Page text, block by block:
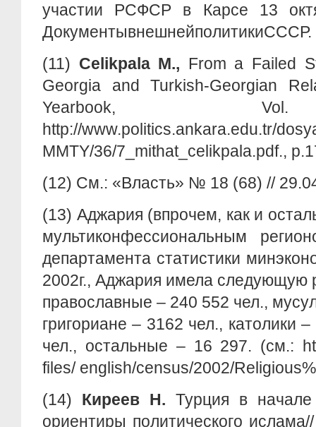
участии РСФСР в Карсе 13
ДокументывнешнейполитикиСССР.
(11) Celikpala M., From a Failed
Georgia and Turkish-Georgian
Yearbook,
http://www.politics.ankara.edu.tr/
MMTY/36/7_mithat_celikpala.pdf.,
(12) См.: «Власть» № 18 (68) //
(13) Аджария (впрочем, как и
мультиконфессиональным
департамента статистики
2002г., Аджария имела следующую
православные – 240 552 чел.,
григориане – 3162 чел., католики
чел., остальные – 16 297. (см.:
files/ english/census/2002/
(14) Киреев Н. Турция в
ориентиры политического